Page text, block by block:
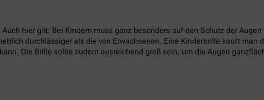
hier gilt: Bei Kindern muss ganz besonders auf den Schutz der Augen
durchlässiger als die von Erwachsenen. Eine Kinderbrille kauft man
Die Brille sollte zudem ausreichend groß sein, um die Augen